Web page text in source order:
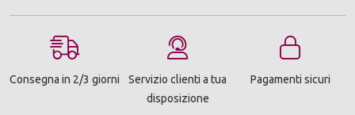
Consegna in 2/3 giorni
Servizio clienti a tua
disposizione
Pagamenti sicuri